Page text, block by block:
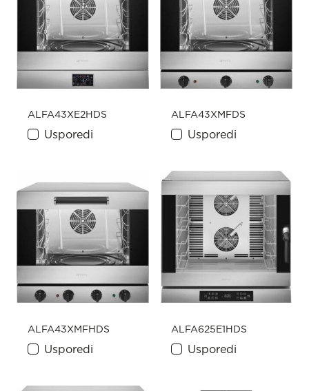
ALFA43XE2HDS
Usporedi
ALFA43XMFDS
Usporedi
ALFA43XMFHDS
Usporedi
ALFA625E1HDS
Usporedi